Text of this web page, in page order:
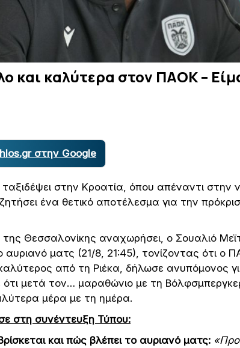
και καλύτερα στον ΠΑΟΚ –
στην Google
στην Κροατία, όπου απέναντι στην
ένα θετικό αποτέλεσμα για την
Θεσσαλονίκης αναχωρήσει, ο Σουαλιό
αυριανό ματς (21/8, 21:45), τονίζοντας ότι ο
από τη Ριέκα, δήλωσε ανυπόμονος
μετά τον… μαραθώνιο με τη
μέρα με τη ημέρα.
στη συνέντευξη Τύπου:
και πώς βλέπει το αυριανό ματς: